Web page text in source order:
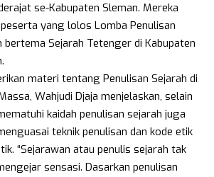
se-Kabupaten Sleman. Mereka
yang lolos Lomba Penulisan
bertema Sejarah Tetenger di Kabupaten
materi tentang Penulisan Sejarah di
Wahjudi Djaja menjelaskan, selain
kaidah penulisan sejarah juga
teknik penulisan dan kode etik
“Sejarawan atau penulis sejarah tak
sensasi. Dasarkan penulisan